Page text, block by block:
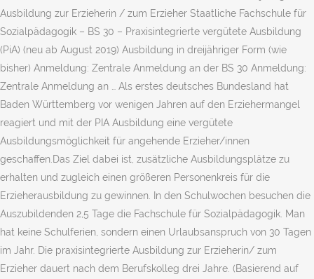
Ausbildung zur Erzieherin / zum Erzieher Staatliche Fachschule für
Sozialpädagogik – BS 30 – Praxisintegrierte vergütete Ausbildung
(PiA) (neu ab August 2019) Ausbildung in dreijähriger Form (wie
bisher) Anmeldung: Zentrale Anmeldung an der BS 30 Anmeldung:
Zentrale Anmeldung an … Als erstes deutsches Bundesland hat
Baden Württemberg vor wenigen Jahren auf den Erziehermangel
reagiert und mit der PIA Ausbildung eine vergütete
Ausbildungsmöglichkeit für angehende Erzieher/innen
geschaffen.Das Ziel dabei ist, zusätzliche Ausbildungsplätze zu
erhalten und zugleich einen größeren Personenkreis für die
Erzieherausbildung zu gewinnen. In den Schulwochen besuchen die
Auszubildenden 2,5 Tage die Fachschule für Sozialpädagogik. Man
hat keine Schulferien, sondern einen Urlaubsanspruch von 30 Tagen
im Jahr. Die praxisintegrierte Ausbildung zur Erzieherin/ zum
Erzieher dauert nach dem Berufskolleg drei Jahre. (Basierend auf